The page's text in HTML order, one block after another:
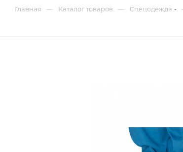
Главная — Каталог товаров — Спецодежда